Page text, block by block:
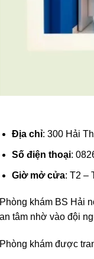
Địa chỉ: 300 Hải
Số điện thoại:
Giờ mở cửa: T2 –
Phòng khám BS Hải
an tâm nhờ vào đội
Phòng khám được